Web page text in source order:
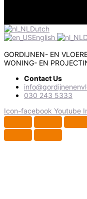
Dutch
English
GORDIJNEN- EN
WONING- EN
Contact Us
030 243 5333
Icon-facebook Youtube